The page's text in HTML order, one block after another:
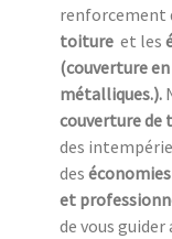
renforcement
toiture et les
(couverture
métalliques.).
couverture de
des
des économies
et
de vous